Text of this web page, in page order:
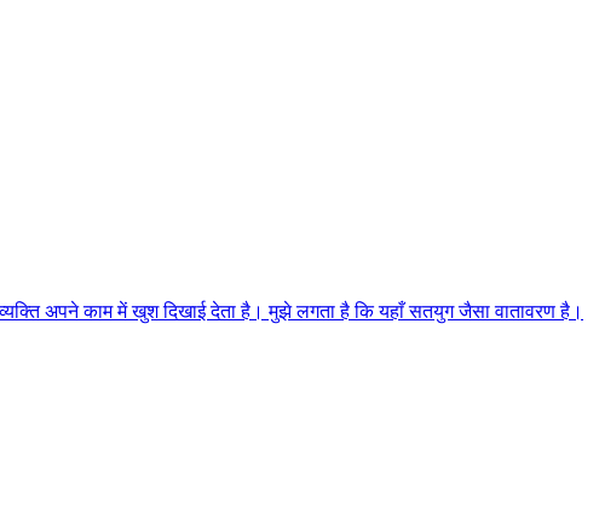
अपने काम में खुश दिखाई देता है। मुझे लगता है कि यहाँ सतयुग जैसा वातावरण है।